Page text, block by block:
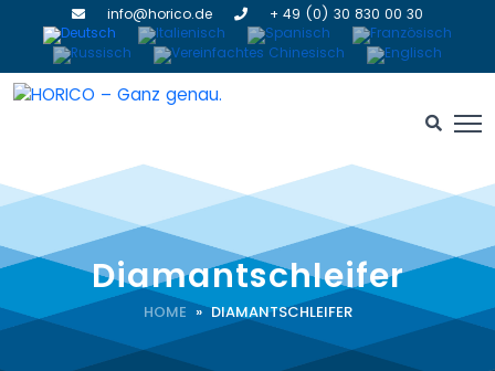
info@horico.de + 49 (0) 30 830 00 30
Diamantschleifer
HOME » DIAMANTSCHLEIFER